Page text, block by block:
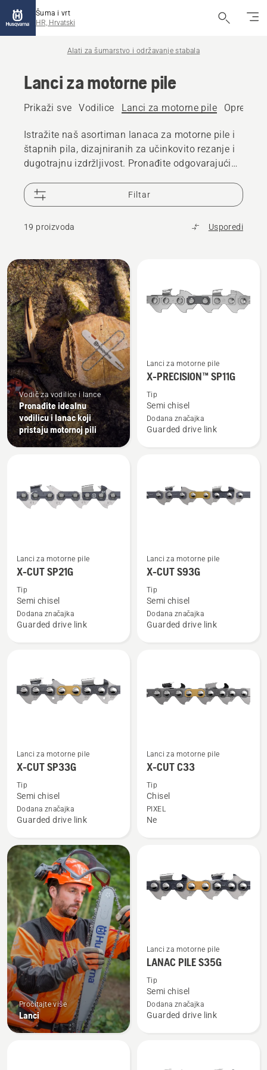
Šuma i vrt
HR, Hrvatski
Alati za šumarstvo i održavanje stabala
Lanci za motorne pile
Prikaži sve Vodilice Lanci za motorne pile Oprema
Istražite naš asortiman lanaca za motorne pile i
štapnih pila, dizajniranih za učinkovito rezanje i
dugotrajnu izdržljivost. Pronađite odgovarajući
obzira na to režete li drvo za ogrjev, održavate
stabla ili se bavite profesionalnim šumarskim
radovima.
Filtar
19 proizvoda Usporedi
Učitaj
sve
proizvode
Vodič za vodilice i lance
Pronađite idealnu
vodilicu i lanac koji
pristaju motornoj pili
Pogledajte
više
PRECISION™
Lanci za motorne pile
X-PRECISION™ SP11G
Tip
Semi chisel
Dodana značajka
Guarded drive link
Pogledajte
više
CUT
Lanci za motorne pile
X-CUT SP21G
Tip
Semi chisel
Dodana značajka
Guarded drive link
Pogledajte
više
CUT
Lanci za motorne pile
X-CUT S93G
Tip
Semi chisel
Dodana značajka
Guarded drive link
Pogledajte
više
CUT
Lanci za motorne pile
X-CUT SP33G
Tip
Semi chisel
Dodana značajka
Guarded drive link
Pogledajte
više
CUT
Lanci za motorne pile
X-CUT C33
Tip
Chisel
PIXEL
Ne
Pročitajte više
Lanci
Pogledajte
više
LANAC
PILE
Lanci za motorne pile
LANAC PILE S35G
Tip
Semi chisel
Dodana značajka
Guarded drive link